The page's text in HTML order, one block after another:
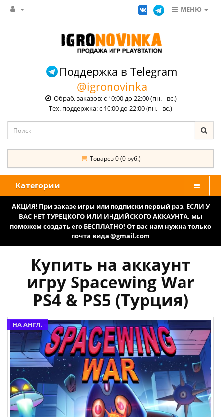
МЕНЮ
Поддержка в Telegram
@igronovinka
Обраб. заказов: с 10:00 до 22:00 (пн. - вс.)
Тех. поддержка: с 10:00 до 22:00 (пн. - вс.)
Товаров 0 (0 руб.)
Категории
АКЦИЯ! При заказе игры или подписки первый раз, ЕСЛИ У
ВАС НЕТ ТУРЕЦКОГО ИЛИ ИНДИЙСКОГО АККАУНТА, мы
поможем создать его БЕСПЛАТНО! От вас нам нужна только
почта вида @gmail.com
Купить на аккаунт
игру Spacewing War
PS4 & PS5 (Турция)
НА АНГЛ.